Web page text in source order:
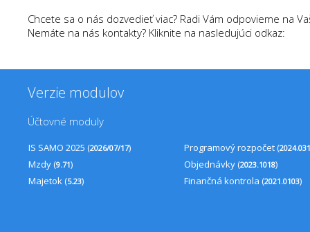
Chcete sa o nás dozvedieť viac? Radi Vám odpovieme na
Nemáte na nás kontakty? Kliknite na nasledujúci odkaz:
Verzie modulov
Účtovné moduly
IS SAMO 2025 (2026/07/17) Programový rozpočet (
Mzdy (9.71) Objednávky (2023.1018)
Majetok (5.23) Finančná kontrola (2021.0103)